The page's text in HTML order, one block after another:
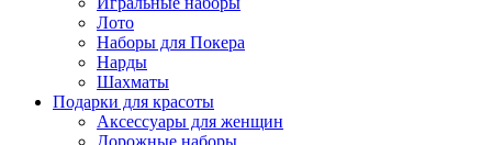
Лото
Наборы для Покера
Нарды
Шахматы
Подарки для красоты
Аксессуары для женщин
Дорожные наборы